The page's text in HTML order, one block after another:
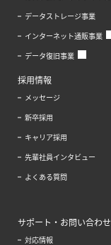
データストレージ事業
インターネット通販事業
データ復旧事業
採用情報
メッセージ
新卒採用
キャリア採用
先輩社員インタビュー
よくある質問
サポート・お問い合わせ
対応情報